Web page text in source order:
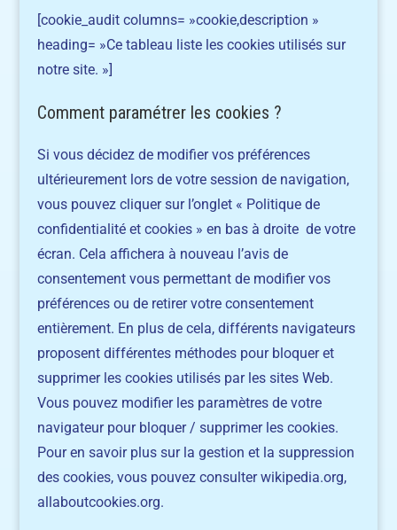
[cookie_audit columns= »cookie,description »
heading= »Ce tableau liste les cookies utilisés sur
notre site. »]
Comment paramétrer les cookies ?
Si vous décidez de modifier vos préférences
ultérieurement lors de votre session de navigation,
vous pouvez cliquer sur l’onglet « Politique de
confidentialité et cookies » en bas à droite de votre
écran. Cela affichera à nouveau l’avis de
consentement vous permettant de modifier vos
préférences ou de retirer votre consentement
entièrement. En plus de cela, différents navigateurs
proposent différentes méthodes pour bloquer et
supprimer les cookies utilisés par les sites Web.
Vous pouvez modifier les paramètres de votre
navigateur pour bloquer / supprimer les cookies.
Pour en savoir plus sur la gestion et la suppression
des cookies, vous pouvez consulter wikipedia.org,
allaboutcookies.org.